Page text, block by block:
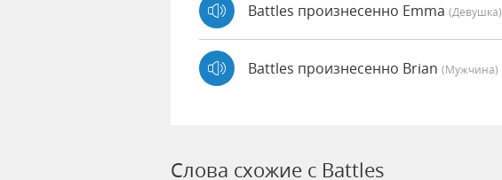
Battles произнесенно Emma (девушка)
Battles произнесенно Brian (мужчина)
Слова схожие с Battles